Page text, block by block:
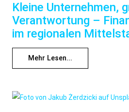
Kleine Unternehmen,
Verantwortung –
im regionalen
Mehr Lesen...